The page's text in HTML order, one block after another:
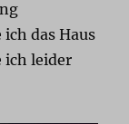
das Haus
ich leider